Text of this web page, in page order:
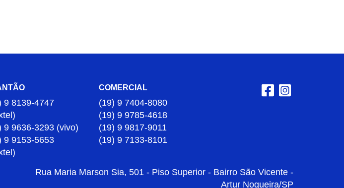
9 8139-4747
9 9636-3293 (vivo)
9 9153-5653
COMERCIAL
(19) 9 7404-8080
(19) 9 9785-4618
(19) 9 9817-9011
(19) 9 7133-8101
Rua Maria Marson Sia, 501 - Piso Superior - Bairro São Vicente -
Artur Nogueira/SP